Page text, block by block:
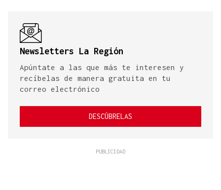
Newsletters La Región
Apúntate a las que más te interesen y
recíbelas de manera gratuita en tu
correo electrónico
DESCÚBRELAS